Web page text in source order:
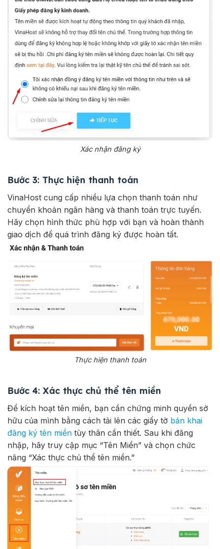
Xác nhận đăng ký
Bước 3: Thực hiện thanh toán
VinaHost cung cấp nhiều lựa chọn thanh toán như
chuyển khoản ngân hàng và thanh toán trực tuyến.
Hãy chọn hình thức phù hợp với bạn và hoàn thành
giao dịch để quá trình đăng ký được hoàn tất.
Thực hiện thanh toán
Bước 4: Xác thực chủ thể tên miền
Để kích hoạt tên miền, bạn cần chứng minh quyền sở
hữu của mình bằng cách tải lên các giấy tờ bản khai
đăng ký tên miền tùy thân cần thiết. Sau khi đăng
nhập, hãy truy cập mục “Tên Miền” và chọn chức
năng “Xác thực chủ thể tên miền.”